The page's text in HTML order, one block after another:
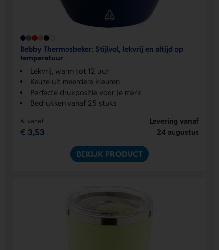
Rebby Thermosbeker: Stijlvol, lekvrij en altijd op
temperatuur
Lekvrij, warm tot 12 uur
Keuze uit meerdere kleuren
Perfecte drukpositie voor je merk
Bedrukken vanaf 25 stuks
Al vanaf
€ 3,53
Levering vanaf
24 augustus
BEKIJK PRODUCT